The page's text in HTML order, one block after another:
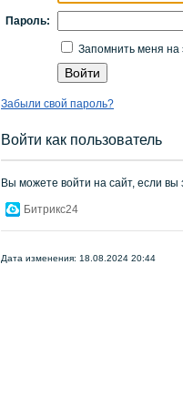
Пароль:
Запомнить меня на
Забыли свой пароль?
Войти как пользователь
Вы можете войти на сайт, если вы
Битрикс24
Дата изменения: 18.08.2024 20:44